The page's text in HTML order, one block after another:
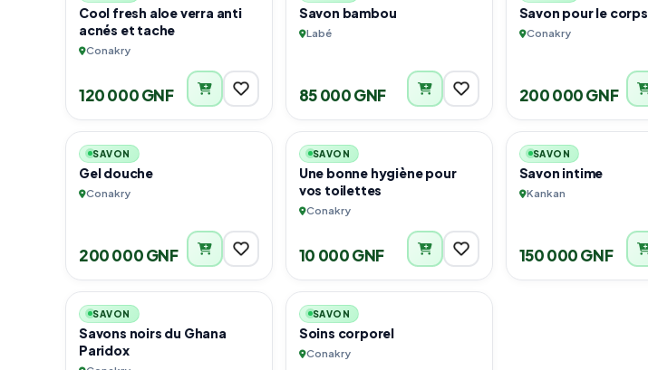
Cool fresh aloe verra anti
acnés et tache
Conakry
120 000 GNF
Savon bambou
Labé
85 000 GNF
Savon pour le corps
Conakry
200 000 GNF
URGENT
6
SAVON
Gel douche
Conakry
200 000 GNF
1
SAVON
Une bonne hygiène pour
vos toilettes
Conakry
10 000 GNF
SAVON
Savon intime
Kankan
150 000 GNF
4
SAVON
Savons noirs du Ghana
Paridox
2
SAVON
Soins corporel
Conakry